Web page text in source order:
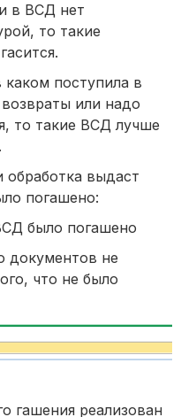
в ВСД нет
то такие
поступила в
или надо
то такие ВСД лучше
выдаст
погашено:
было погашено
документов не
что не было
гашения реализован